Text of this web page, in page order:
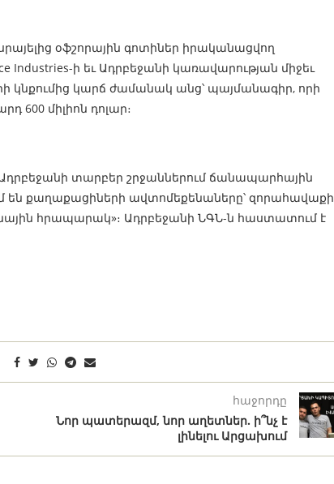
օֆշորային գոտիներ իրականացվող
Industries-ի եւ Ադրբեջանի կառավարության միջեւ
կնքումից կարճ ժամանակ անց՝ պայմանագիր, որի
600 միլիոն դոլար։
տարբեր շրջաններում ճանապարհային
քաղաքացիների ավտոմեքենաները՝ զորահավաքի
հրապարակ»։ Ադրբեջանի ՆԳՆ-ն հաստատում է
հաջորդը
Նոր պատերազմ, նոր աղետներ. ի՞նչ է
լինելու Արցախում